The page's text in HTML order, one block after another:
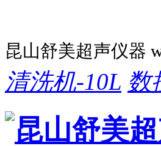
昆山舒美超声仪器
清洗机-10L 数